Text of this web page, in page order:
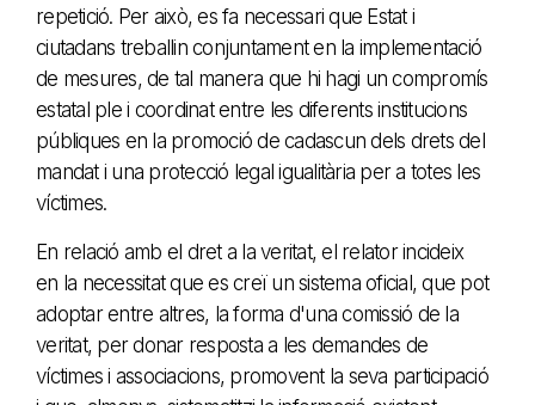
repetició. Per això, es fa necessari que Estat i
ciutadans treballin conjuntament en la implementació
de mesures, de tal manera que hi hagi un compromís
estatal ple i coordinat entre les diferents institucions
públiques en la promoció de cadascun dels drets del
mandat i una protecció legal igualitària per a totes les
víctimes.
En relació amb el dret a la veritat, el relator incideix
en la necessitat que es creï un sistema oficial, que pot
adoptar entre altres, la forma d'una comissió de la
veritat, per donar resposta a les demandes de
víctimes i associacions, promovent la seva participació